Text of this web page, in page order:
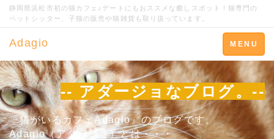
静岡県浜松市初の猫カフェ♪デートにもおススメな癒しスポット！猫専門の
ペットシッター、子猫の販売や猫雑貨も取り扱っています。
Toggle
navigation
MENU
Adagio
-- アダージョなブログ。--
『猫がいるカフェAdagio』のブログです。
Adagio（アダージョ）とは・・・